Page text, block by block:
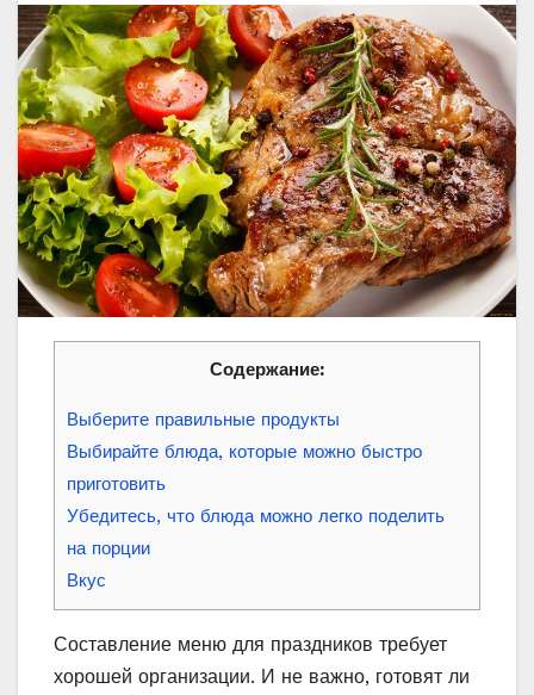
Содержание:
Выберите правильные продукты
Выбирайте блюда, которые можно быстро
приготовить
Убедитесь, что блюда можно легко поделить
на порции
Вкус
Составление меню для праздников требует
хорошей организации. И не важно, готовят ли